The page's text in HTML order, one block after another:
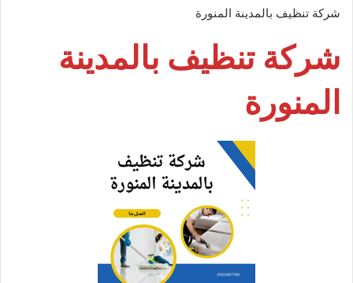
شركة تنظيف بالمدينة المنورة
شركة تنظيف بالمدينة
المنورة